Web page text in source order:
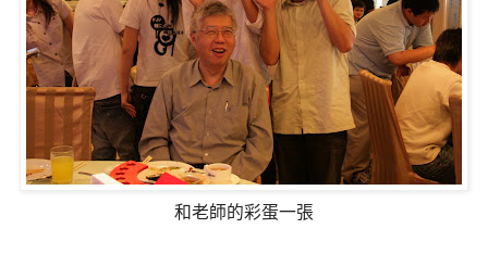
和老師的彩蛋一張